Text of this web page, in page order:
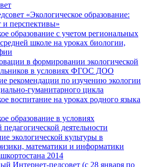
«Экологическое образование:
перспективы»
образование с учетом региональных
школе на уроках биологии,
в формировании экологической
в условиях ФГОС ДОО
рекомендации по изучению экологии
гуманитарного цикла
воспитание на уроках родного языка
образование в условиях
деятельности
экологической культуры в
математики и информатики
2014
Интернет-педсовет (с 28 января по